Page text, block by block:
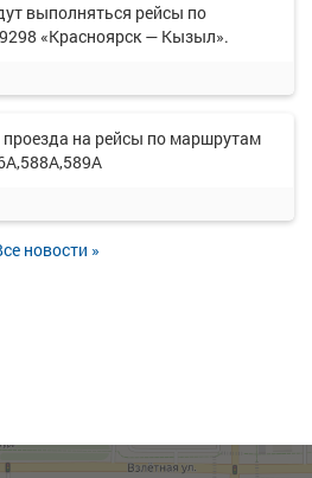
выполняться рейсы по
«Красноярск — Кызыл».
на рейсы по маршрутам
новости »